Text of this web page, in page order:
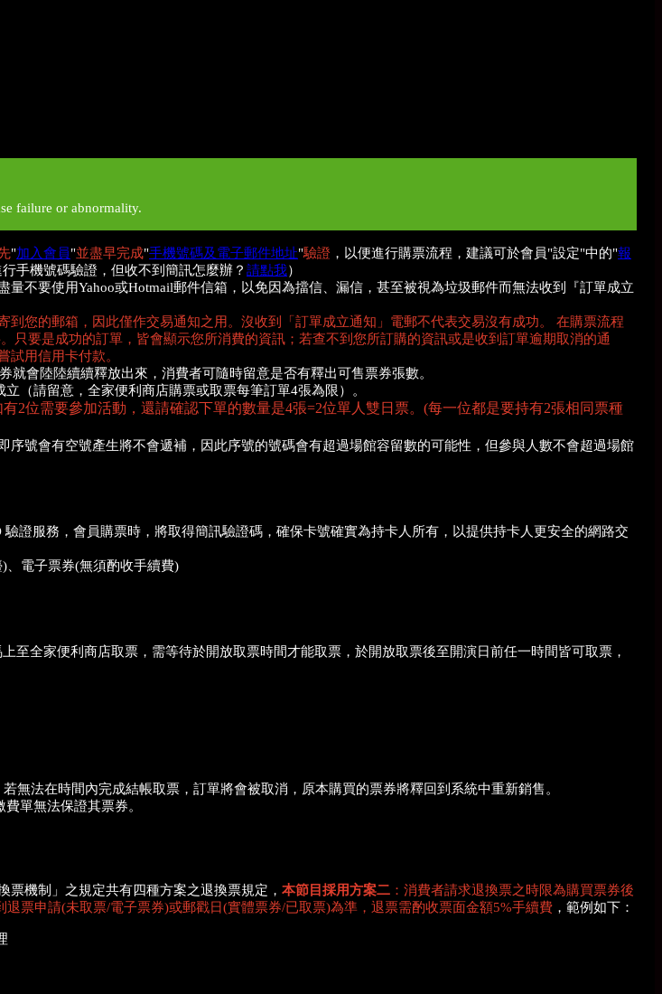
failure or abnormality.
"加入會員"並盡早完成"手機號碼及電子郵件地址"驗證 ，以便進行購票流程，建議可於會員"設定"中的"報
手機號碼驗證，但收不到簡訊怎麼辦？ 請點我）
不要使用Yahoo或Hotmail郵件信箱，以免因為擋信、漏信，甚至被視為垃圾郵件而無法收到『訂單成立
您的郵箱，因此僅作交易通知之用。沒收到「訂單成立通知」電郵不代表交易沒有成功。 在購票流程
只要是成功的訂單，皆會顯示您所消費的資訊；若查不到您所訂購的資訊或是收到訂單逾期取消的通
試用信用卡付款。
會陸陸續續釋放出來，消費者可隨時留意是否有釋出可售票券張數。
（請留意，全家便利商店購票或取票每筆訂單4張為限）。
2位需要參加活動，還請確認下單的數量是4張=2位單人雙日票。(每一位都是要持有2張相同票種
號會有空號產生將不會遞補，因此序號的號碼會有超過場館容留數的可能性，但參與人數不會超過場館
證服務，會員購票時，將取得簡訊驗證碼，確保卡號確實為持卡人所有，以提供持卡人更安全的網路交
、電子票券(無須酌收手續費)
至全家便利商店取票，需等待於開放取票時間才能取票，於開放取票後至開演日前任一時間皆可取票，
無法在時間內完成結帳取票，訂單將會被取消，原本購買的票券將釋回到系統中重新銷售。
單無法保證其票券。
機制」之規定共有四種方案之退換票規定， 本節目採用方案二 ：消費者請求退換票之時限為購買票券後
退票申請(未取票/電子票券)或郵戳日(實體票券/已取票)為準，退票需酌收票面金額5%手續費 ，範例如下：